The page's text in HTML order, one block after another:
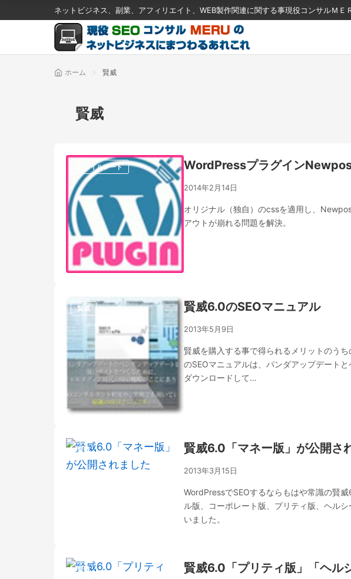
ネットビジネス、副業、アフィリエイト、WEB製作関連に関する事現役コンサルＭ
ホーム 賢威
賢威
スタイルシート WordPressプラグイン
2014年2月14日
オリジナル（独自）のcssを適用し、
アウトが崩れる問題を解決。
賢威 賢威6.0のSEOマニュアル
2013年5月9日
賢威を購入する事で得られるメリットのう
のSEOマニュアルは、パンダアップデート
ダウンロードして…
賢威 賢威6.0「マネー版」が公開さ
2013年3月15日
WordPressでSEOするならもはや常識の賢
ル版、コーポレート版、プリティ版、ヘル
いました。
賢威 賢威6.0「プリティ版」「ヘル